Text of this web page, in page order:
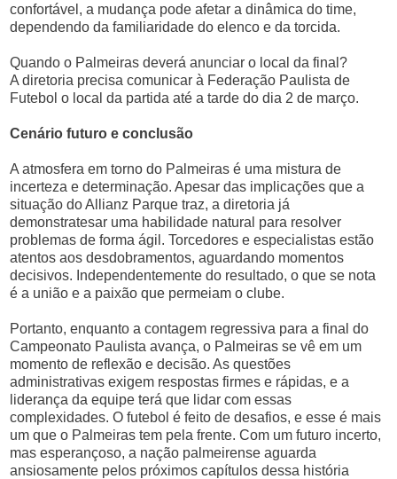
confortável, a mudança pode afetar a dinâmica do time,
dependendo da familiaridade do elenco e da torcida.
Quando o Palmeiras deverá anunciar o local da final?
A diretoria precisa comunicar à Federação Paulista de
Futebol o local da partida até a tarde do dia 2 de março.
Cenário futuro e conclusão
A atmosfera em torno do Palmeiras é uma mistura de
incerteza e determinação. Apesar das implicações que a
situação do Allianz Parque traz, a diretoria já
demonstratesar uma habilidade natural para resolver
problemas de forma ágil. Torcedores e especialistas estão
atentos aos desdobramentos, aguardando momentos
decisivos. Independentemente do resultado, o que se nota
é a união e a paixão que permeiam o clube.
Portanto, enquanto a contagem regressiva para a final do
Campeonato Paulista avança, o Palmeiras se vê em um
momento de reflexão e decisão. As questões
administrativas exigem respostas firmes e rápidas, e a
liderança da equipe terá que lidar com essas
complexidades. O futebol é feito de desafios, e esse é mais
um que o Palmeiras tem pela frente. Com um futuro incerto,
mas esperançoso, a nação palmeirense aguarda
ansiosamente pelos próximos capítulos dessa história